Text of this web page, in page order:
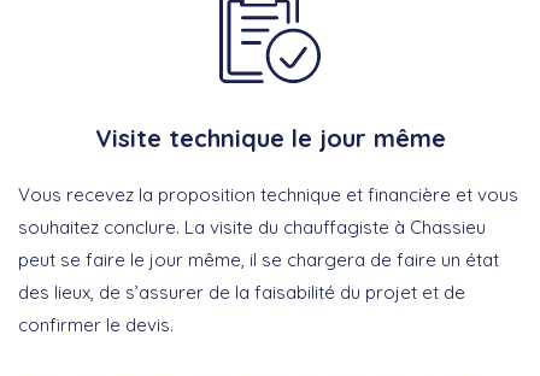
Visite technique le jour même
Vous recevez la proposition technique et financière et vous
souhaitez conclure. La visite du chauffagiste à Chassieu
peut se faire le jour même, il se chargera de faire un état
des lieux, de s’assurer de la faisabilité du projet et de
confirmer le devis.